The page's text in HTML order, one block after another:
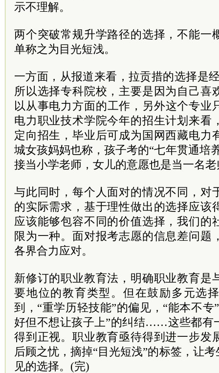
示不理解。
两个突破常规升学路径的选择，不能一
单称之为目光短浅。
一方面，从报道来看，拉贡措的选择是
所以选择专科院校，主要是因为自己喜
以从事电力方面的工作，另外这个专业
电力职业技术学院今年的招生计划来看
定向招生，毕业后可成为国网西藏电力
城女孩妈妈也称，孩子考的“七年贯通培
接当小学老师，女儿的意愿也是当一名
与此同时，每个人面对的情况不同，对
的实际需求，基于理性做出的选择应该
应该能够包容不同的价值选择，我们的
限为一种。面对报考志愿的信息差问题
各界合力应对。
新修订的职业教育法，明确职业教育是
要地位的教育类型。但在鼓励多元选
到，“重学历轻技能”的偏见，“能本不专
好但不想让孩子上”的纠结……这些都有
得到正视。职业教育亟待得到进一步发
后顾之忧，摘掉“目光短浅”的标签，让
见的选择。(完)